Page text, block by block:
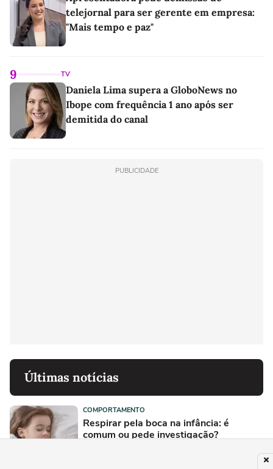
telejornal para ser gerente em empresa:
"Mais tempo e paz"
9 TV
Daniela Lima supera a GloboNews no
Ibope com frequência 1 ano após ser
demitida do canal
PUBLICIDADE
Últimas notícias
COMPORTAMENTO
Respirar pela boca na infância: é
comum ou pede investigação?